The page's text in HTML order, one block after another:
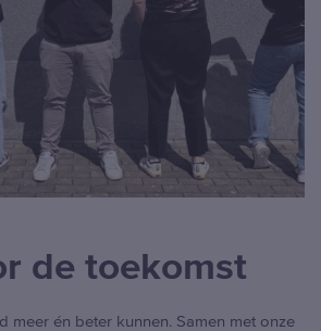
de toekomst
meer én beter kunnen. Samen met onze